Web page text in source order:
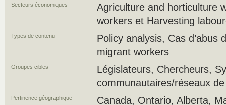
Secteurs économiques
Agriculture and horticulture
workers et Harvesting
Types de contenu
Policy analysis, Cas d’abus
migrant workers
Groupes cibles
Législateurs, Chercheurs,
communautaires/réseaux
Pertinence géographique
Canada, Ontario, Alberta,